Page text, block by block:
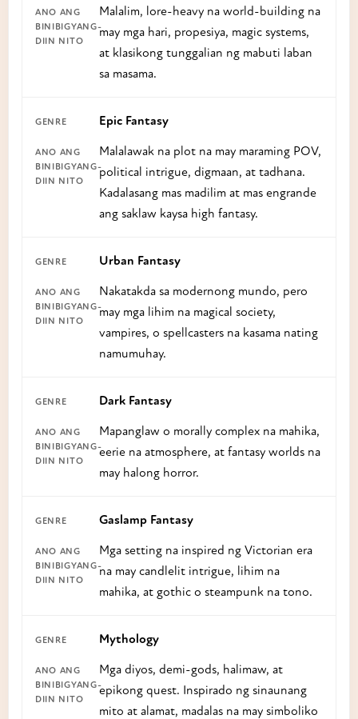
Malalim, lore-heavy na world-building na
may mga hari, propesiya, magic systems,
at klasikong tunggalian ng mabuti laban
sa masama.
Epic Fantasy
Malalawak na plot na may maraming POV,
political intrigue, digmaan, at tadhana.
Kadalasang mas madilim at mas engrande
ang saklaw kaysa high fantasy.
Urban Fantasy
Nakatakda sa modernong mundo, pero
may mga lihim na magical society,
vampires, o spellcasters na kasama nating
namumuhay.
Dark Fantasy
Mapanglaw o morally complex na mahika,
eerie na atmosphere, at fantasy worlds na
may halong horror.
Gaslamp Fantasy
Mga setting na inspired ng Victorian era
na may candlelit intrigue, lihim na
mahika, at gothic o steampunk na tono.
Mythology
Mga diyos, demi-gods, halimaw, at
epikong quest. Inspirado ng sinaunang
mito at alamat, madalas na may simboliko